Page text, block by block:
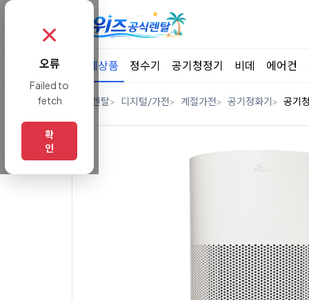
전체상품 정수기 공기청정기 비데 에어컨
렌탈 디지털/가전 계절가전 공기정화기 공기
✗
오류
Failed to
fetch
확
인